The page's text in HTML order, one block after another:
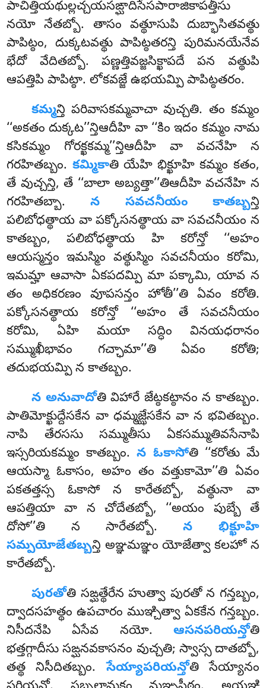
పాచిత్తియథుల్లచ్చయసఙ్ఘాదిసేసపారాజికాపత్తీసు
నయో నేతబ్బో. తాసం వత్థూసుపి దుబ్భాసితవత్థు
పాపిట్ఠం, దుక్కటవత్థు పాపిట్ఠతరన్తి పురిమనయేనేవ
భేదో వేదితబ్బో. పణ్ణత్తివజ్జసిక్ఖాపదే పన వత్థుపి
ఆపత్తిపి పాపిట్ఠా. లోకవజ్జేఉభయమ్పి పాపిట్ఠతరం.
కమ్మన్తిపరివాసకమ్మవాచా వుచ్చతి. తం కమ్మం
‘‘అకతం దుక్కట’’న్తిఆదీహి వా ‘‘కిం ఇదం కమ్మం నామ
కసికమ్మం గోరక్ఖకమ్మ’’న్తిఆదీహి వా వచనేహి న
గరహితబ్బం. కమ్మికాతి యేహి భిక్ఖూహి కమ్మం కతం,
తే వుచ్చన్తి, తే ‘‘బాలా అబ్యత్తా’’తిఆదీహి వచనేహి న
గరహితబ్బా.న సవచనీయం కాతబ్బన్తి
పలిబోధత్థాయ వా పక్కోసనత్థాయ వా సవచనీయం న
కాతబ్బం, పలిబోధత్థాయ హి కరోన్తో ‘‘అహం
ఆయస్మన్తం ఇమస్మిం వత్థుస్మిం సవచనీయం కరోమి,
ఇమమ్హా ఆవాసా ఏకపదమ్పి మా పక్కామి, యావ న
తం అధికరణం వూపసన్తం హోతీ’’తి ఏవం కరోతి.
పక్కోసనత్థాయ కరోన్తో ‘‘అహం తే సవచనీయం
కరోమి, ఏహి మయా సద్ధిం వినయధరానం
సమ్ముఖీభావం గచ్ఛామా’’తి ఏవం కరోతి;
తదుభయమ్పి న కాతబ్బం.
న అనువాదోతి విహారే జేట్ఠకట్ఠానం న కాతబ్బం.
పాతిమోక్ఖుద్దేసకేన వా ధమ్మజ్ఝేసకేన వా న భవితబ్బం.
నాపి తేరససు సమ్ముతీసు ఏకసమ్ముతివసేనాపి
ఇస్సరియకమ్మం కాతబ్బం.న ఓకాసోతి ‘‘కరోతు మే
ఆయస్మా ఓకాసం, అహం తం వత్తుకామో’’తి ఏవం
పకతత్తస్స ఓకాసో న కారేతబ్బో, వత్థునా వా
ఆపత్తియా వా న చోదేతబ్బో, ‘‘అయం పుబ్బే తే
దోసో’’తి న సారేతబ్బో.న భిక్ఖూహి
సమ్పయోజేతబ్బన్తి అఞ్ఞమఞ్ఞం యోజేత్వా కలహో న
కారేతబ్బో.
పురతోతి సఙ్ఘత్థేరేన హుత్వా పురతో న గన్తబ్బం,
ద్వాదసహత్థం ఉపచారం ముఞ్చిత్వా ఏకకేన గన్తబ్బం.
నిసీదనేపి ఏసేవ నయో. ఆసనపరియన్తోతి
భత్తగ్గాదీసు సఙ్ఘనవకాసనం వుచ్చతి; స్వాస్స దాతబ్బో,
తత్థ నిసీదితబ్బం.సేయ్యాపరియన్తోతి సేయ్యానం